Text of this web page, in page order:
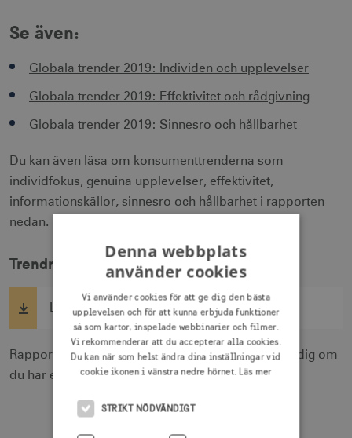
Se även:
Globala trender 2019: Individen och upplevelser
Globala trender 2019: Effektivitet och rådgivning
Globala trender 2019: Sinnesro och hållbarhet
Du kan även läsa om konsumenttrenderna som
individfokus, genuina upplevelser, effektivitet,
informationskällor, sinnesro och hållbarhet i rapporten
nedan.
Trendrapport
Ladda ner: Globala trender 2019 (14 sidor)
Rapporten är inte tillgänglighetsanpassad.Hör av dig om
du har eventuella frågor.
Denna webbplats
använder cookies
Vi använder cookies för att ge dig den bästa
upplevelsen och för att kunna erbjuda funktioner
så som kartor, inspelade webbinarier och filmer.
Vi rekommenderar att du accepterar alla cookies.
Du kan när som helst ändra dina inställningar vid
cookie ikonen i vänstra nedre hörnet. Läs mer
STRIKT NÖDVÄNDIGT